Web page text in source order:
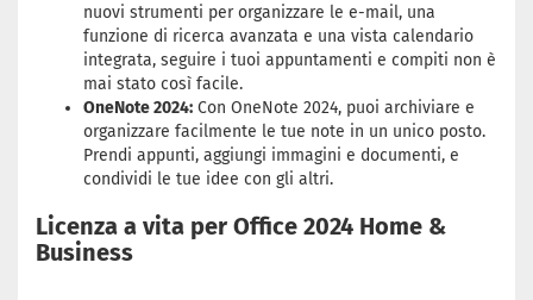
nuovi strumenti per organizzare le e-mail, una
funzione di ricerca avanzata e una vista calendario
integrata, seguire i tuoi appuntamenti e compiti non è
mai stato così facile.
OneNote 2024: Con OneNote 2024, puoi archiviare e
organizzare facilmente le tue note in un unico posto.
Prendi appunti, aggiungi immagini e documenti, e
condividi le tue idee con gli altri.
Licenza a vita per Office 2024 Home &
Business